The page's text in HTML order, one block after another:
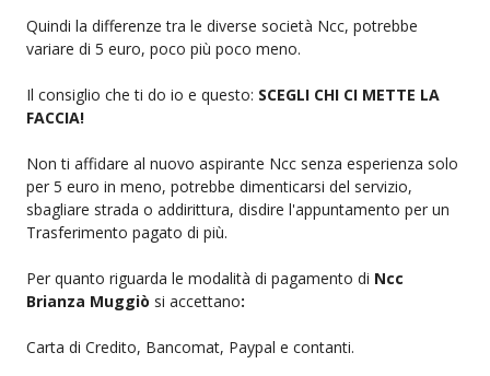
Quindi la differenze tra le diverse società Ncc, potrebbe
variare di 5 euro, poco più poco meno.
Il consiglio che ti do io e questo: SCEGLI CHI CI METTE LA
FACCIA!
Non ti affidare al nuovo aspirante Ncc senza esperienza solo
per 5 euro in meno, potrebbe dimenticarsi del servizio,
sbagliare strada o addirittura, disdire l'appuntamento per un
Trasferimento pagato di più.
Per quanto riguarda le modalità di pagamento di Ncc
Brianza Muggiò si accettano:
Carta di Credito, Bancomat, Paypal e contanti.